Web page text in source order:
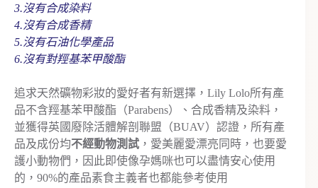
3.沒有合成染料
4.沒有合成香精
5.沒有石油化學產品
6.沒有對羥基苯甲酸酯
追求天然礦物彩妝的愛好者有新選擇，Lily Lolo所有產
品不含羥基苯甲酸酯（Parabens）、合成香精及染料，
並獲得英國廢除活體解剖聯盟（BUAV）認證，所有產
品及成份均不經動物測試 ，愛美麗愛漂亮同時，也要愛
護小動物們，因此即使像孕媽咪也可以盡情安心使用
的，90%的產品素食主義者也都能參考使用